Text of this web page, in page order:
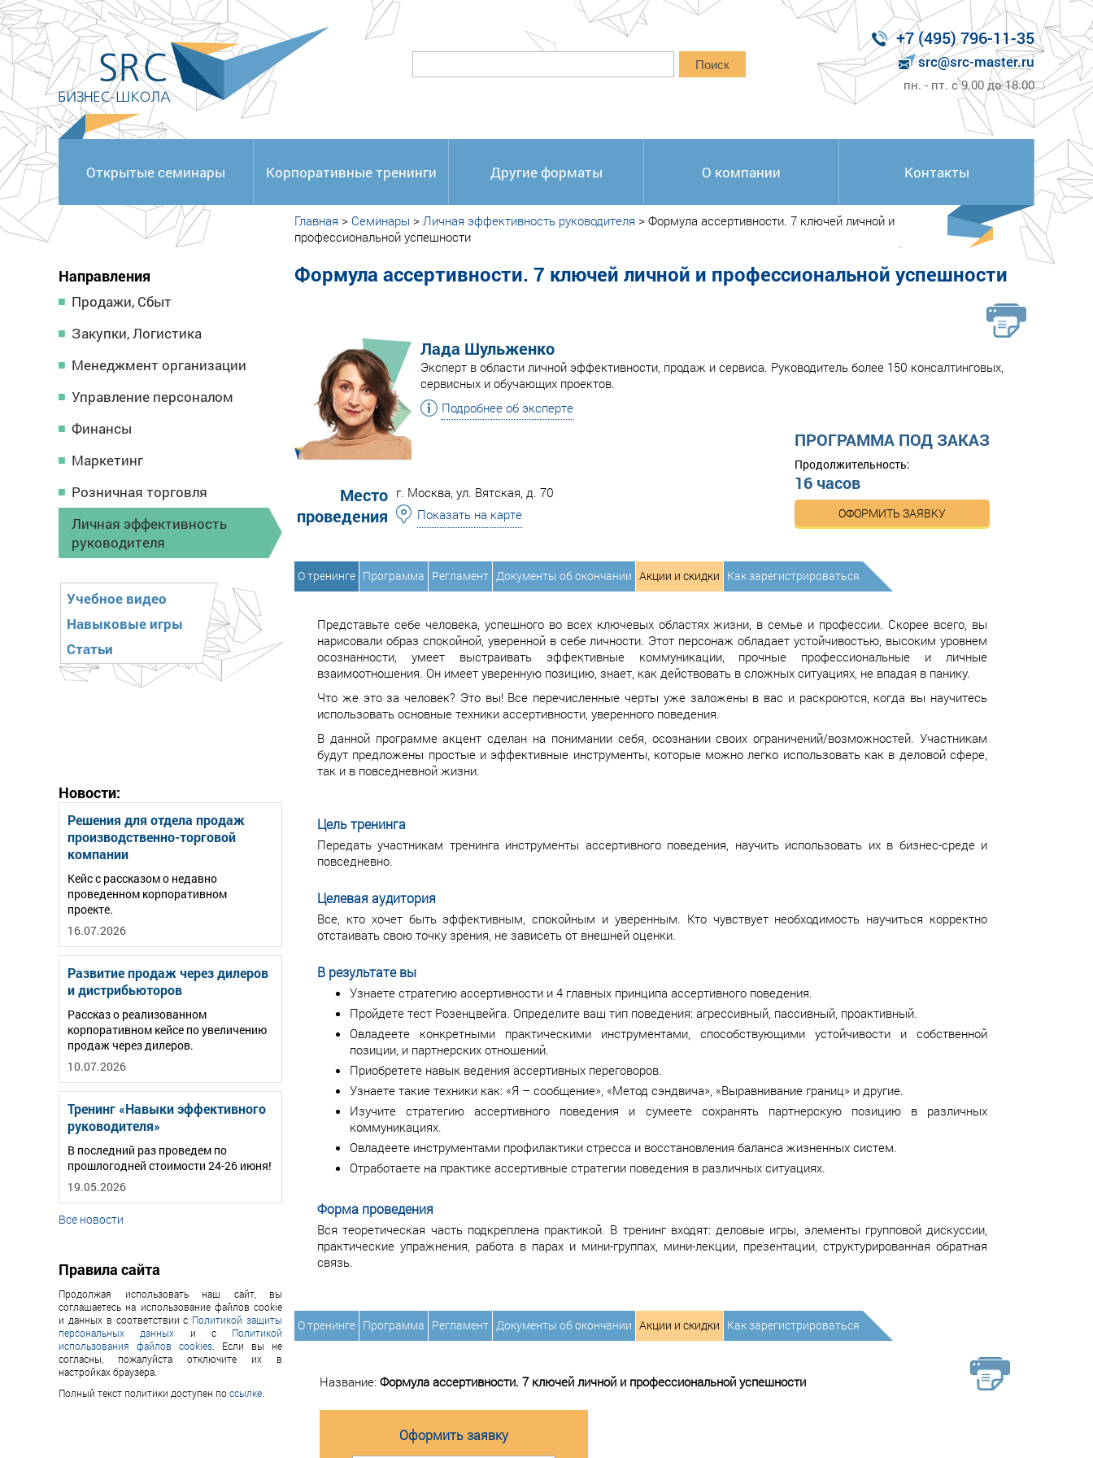
<
Поиск
+7 (495) 796-11-35
src@src-master.ru
пн. - пт. с 9.00 до 18.00
Открытые семинары Корпоративные тренинги Другие форматы О компании Контакты
Направления
Продажи, Сбыт
Закупки, Логистика
Менеджмент организации
Управление персоналом
Финансы
Маркетинг
Розничная торговля
Личная эффективность
руководителя
Учебное видео
Навыковые игры
Статьи
Новости:
Решения для отдела продаж
производственно-торговой
компании
Кейс с рассказом о недавно
проведенном корпоративном
проекте.
16.07.2026
Развитие продаж через дилеров
и дистрибьюторов
Рассказ о реализованном
корпоративном кейсе по увеличению
продаж через дилеров.
10.07.2026
Тренинг «Навыки эффективного
руководителя»
В последний раз проведем по
прошлогодней стоимости 24-26 июня!
19.05.2026
Все новости
Правила сайта
Продолжая использовать наш сайт, вы
соглашаетесь на использование файлов cookie
и данных в соответствии с Политикой защиты
персональных данных и с Политикой
использования файлов cookies . Если вы не
согласны, пожалуйста отключите их в
настройках браузера.
Полный текст политики доступен поссылке
Главная > Семинары > Личная эффективность руководителя > Формула ассертивности. 7 ключей личной и
профессиональной успешности
Формула ассертивности. 7 ключей личной и профессиональной успешности
Лада Шульженко
Эксперт в области личной эффективности, продаж и сервиса. Руководитель более 150 консалтинговых,
сервисных и обучающих проектов.
Подробнее об эксперте
Место
проведения
г. Москва, ул. Вятская, д. 70
Показать на карте
ПРОГРАММА ПОД ЗАКАЗ
Продолжительность:
16 часов
ОФОРМИТЬ ЗАЯВКУ
О тренинге Программа Регламент Документы об окончании Акции и скидки Как зарегистрироваться
Представьте себе человека, успешного во всех ключевых областях жизни, в семье и профессии. Скорее всего, вы
нарисовали образ спокойной, уверенной в себе личности. Этот персонаж обладает устойчивостью, высоким уровнем
осознанности, умеет выстраивать эффективные коммуникации, прочные профессиональные и личные
взаимоотношения. Он имеет уверенную позицию, знает, как действовать в сложных ситуациях, не впадая в панику.
Что же это за человек? Это вы! Все перечисленные черты уже заложены в вас и раскроются, когда вы научитесь
использовать основные техники ассертивности, уверенного поведения.
В данной программе акцент сделан на понимании себя, осознании своих ограничений/возможностей. Участникам
будут предложены простые и эффективные инструменты, которые можно легко использовать как в деловой сфере,
так и в повседневной жизни.
Цель тренинга
Передать участникам тренинга инструменты ассертивного поведения, научить использовать их в бизнес-среде и
повседневно.
Целевая аудитория
Все, кто хочет быть эффективным, спокойным и уверенным. Кто чувствует необходимость научиться корректно
отстаивать свою точку зрения, не зависеть от внешней оценки.
В результате вы
Узнаете стратегию ассертивности и 4 главных принципа ассертивного поведения.
Пройдете тест Розенцвейга. Определите ваш тип поведения: агрессивный, пассивный, проактивный.
Овладеете конкретными практическими инструментами, способствующими устойчивости и собственной
позиции, и партнерских отношений.
Приобретете навык ведения ассертивных переговоров.
Узнаете такие техники как: «Я – сообщение», «Метод сэндвича», «Выравнивание границ» и другие.
Изучите стратегию ассертивного поведения и сумеете сохранять партнерскую позицию в различных
коммуникациях.
Овладеете инструментами профилактики стресса и восстановления баланса жизненных систем.
Отработаете на практике ассертивные стратегии поведения в различных ситуациях.
Форма проведения
Вся теоретическая часть подкреплена практикой. В тренинг входят: деловые игры, элементы групповой дискуссии,
практические упражнения, работа в парах и мини-группах, мини-лекции, презентации, структурированная обратная
связь.
О тренинге Программа Регламент Документы об окончании Акции и скидки Как зарегистрироваться
Название: Формула ассертивности. 7 ключей личной и профессиональной успешности
Оформить заявку